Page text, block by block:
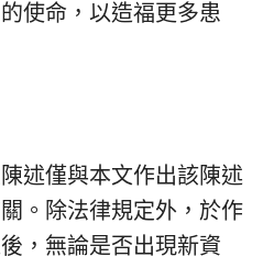
使命，以造福更多患
述僅與本文作出該陳述
。除法律規定外，於作
，無論是否出現新資